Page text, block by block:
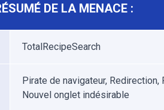
DE LA MENACE :
TotalRecipeSearch
Pirate de navigateur,
Nouvel onglet indésirable